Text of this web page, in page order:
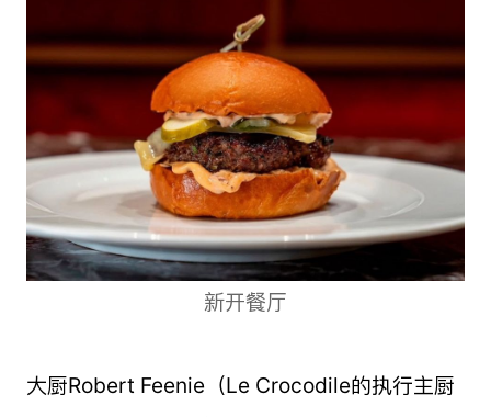
新开餐厅
大厨Robert Feenie（Le Crocodile的执行主厨